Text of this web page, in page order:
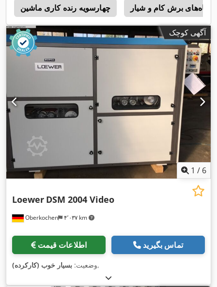
چهارسویه رنده کاری ماشین برش کام و شیار
آگهی کوچک
1 / 6
Oberkochen ۴٬۰۳۷ km
Loewer DSM 2004 Video
اطلاعات قیمت تماس بگیرید
وضعیت: بسیار خوب (کارکرده) ,